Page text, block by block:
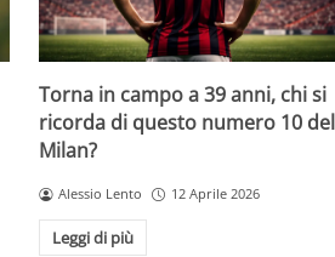
Torna in campo a 39 anni, chi si
ricorda di questo numero 10 del
Milan?
Alessio Lento 12 Aprile 2026
Leggi di più